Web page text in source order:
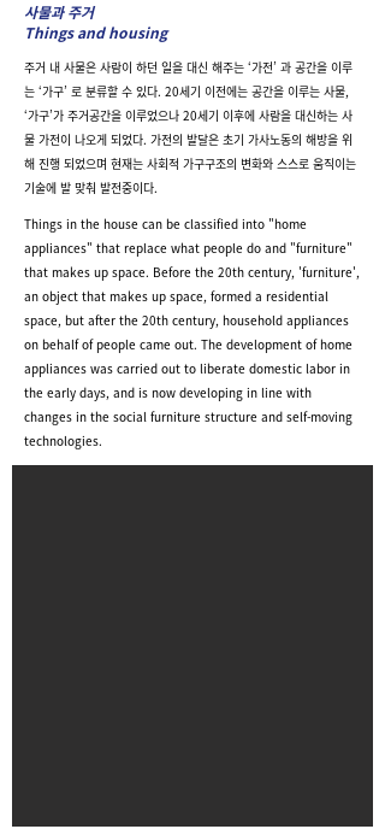
사물과 주거
Things and housing
주거 내 사물은 사람이 하던 일을 대신 해주는 ‘가전’ 과 공간을 이루
는 ‘가구’ 로 분류할 수 있다. 20세기 이전에는 공간을 이루는 사물,
‘가구’가 주거공간을 이루었으나 20세기 이후에 사람을 대신하는 사
물 가전이 나오게 되었다. 가전의 발달은 초기 가사노동의 해방을 위
해 진행 되었으며 현재는 사회적 가구구조의 변화와 스스로 움직이는
기술에 발 맞춰 발전중이다.
Things in the house can be classified into "home
appliances" that replace what people do and "furniture"
that makes up space. Before the 20th century, 'furniture',
an object that makes up space, formed a residential
space, but after the 20th century, household appliances
on behalf of people came out. The development of home
appliances was carried out to liberate domestic labor in
the early days, and is now developing in line with
changes in the social furniture structure and self-moving
technologies.